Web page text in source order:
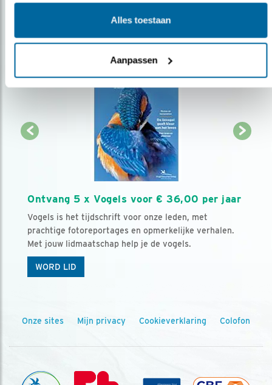
Alles toestaan
Aanpassen
Ontvang 5 x Vogels voor € 36,00 per jaar
Vogels is het tijdschrift voor onze leden, met
prachtige fotoreportages en opmerkelijke verhalen.
Met jouw lidmaatschap help je de vogels.
WORD LID
Onze sites Mijn privacy Cookieverklaring Colofon